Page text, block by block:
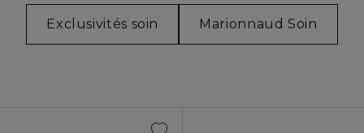
Exclusivités soin Marionnaud Soin